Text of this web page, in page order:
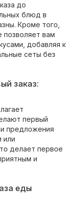
до
блюд в
Кроме того,
позволяет вам
добавляя к
сеты без
заказ:
первый
предложения
или
делает первое
и
еды